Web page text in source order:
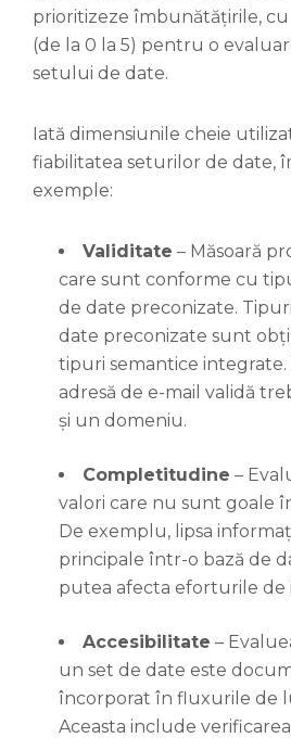
prioritizeze îmbunătățirile,
(de la 0 la 5) pentru o
setului de date.
Iată dimensiunile cheie
fiabilitatea seturilor de date,
exemple:
Validitate – Măsoară
care sunt conforme cu
de date preconizate.
date preconizate sunt
tipuri semantice integrate.
adresă de e-mail validă
și un domeniu.
Completitudine –
valori care nu sunt goale
De exemplu, lipsa
principale într-o bază de
putea afecta eforturile de
Accesibilitate –
un set de date este
încorporat în fluxurile de
Aceasta include